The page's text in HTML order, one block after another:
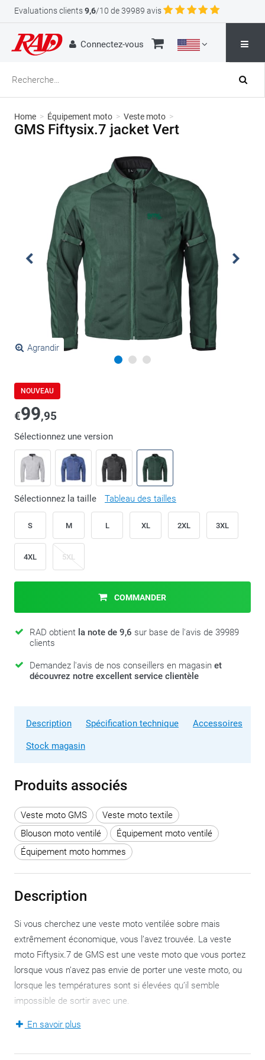
Evaluations clients9,6/10 de 39989 avis
Connectez-vous
Home > Équipement moto > Veste moto >
GMS Fiftysix.7 jacket Vert
Agrandir
NOUVEAU
€99,95
Sélectionnez une version
Sélectionnez la taille Tableau des tailles
S M L XL 2XL 3XL
4XL 5XL
COMMANDER
RAD obtient la note de 9,6 sur base de l'avis de 39989
clients
Demandez l'avis de nos conseillers en magasin et
découvrez notre excellent service clientèle
Description Spécification technique Accessoires
Stock magasin
Produits associés
Veste moto GMS
Veste moto textile
Blouson moto ventilé
Équipement moto ventilé
Équipement moto hommes
Description
Si vous cherchez une veste moto ventilée sobre mais
extrêmement économique, vous l’avez trouvée. La veste
moto Fiftysix.7 de GMS est une veste moto que vous portez
lorsque vous n’avez pas envie de porter une veste moto, ou
lorsque les températures sont si élevées qu’il semble
impossible de sortir avec une.
La combinaison du matériau mesh très résistante à l’usure
En savoir plus